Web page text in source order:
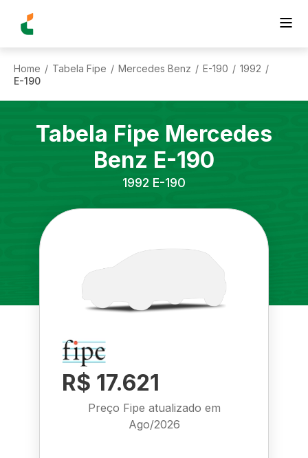
Home / Tabela Fipe / Mercedes Benz / E-190 / 1992 /
E-190
Tabela Fipe Mercedes
Benz E-190
1992 E-190
R$ 17.621
Preço Fipe atualizado em
Ago/2026